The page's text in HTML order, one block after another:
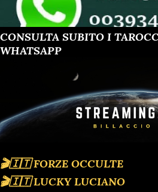
CONSULTA SUBITO I
WHATSAPP
🎬🇮🇹 FORZE OCCULTE
🎬🇮🇹 LUCKY LUCIANO